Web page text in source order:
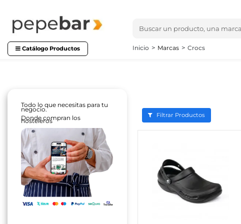
Catálogo Productos Inicio Marcas Crocs
Filtrar Productos
Todo lo que necesitas para tu
negocio.
Donde compran los
hosteleros